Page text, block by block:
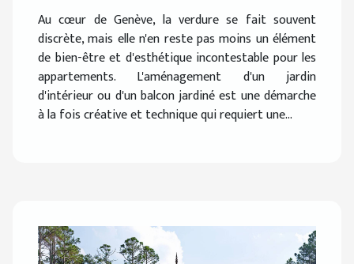
Au cœur de Genève, la verdure se fait souvent
discrète, mais elle n'en reste pas moins un élément
de bien-être et d'esthétique incontestable pour les
appartements. L'aménagement d'un jardin
d'intérieur ou d'un balcon jardiné est une démarche
à la fois créative et technique qui requiert une...